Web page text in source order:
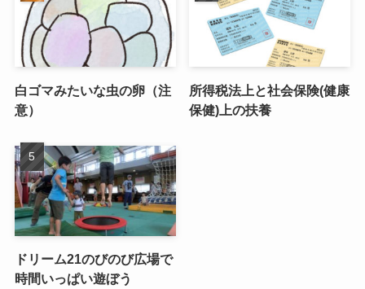
白ゴマみたいな虫の卵（注
意）
所得税法上と社会保険(健康
保健)上の扶養
ドリーム21のびのび広場で
時間いっぱい遊ぼう